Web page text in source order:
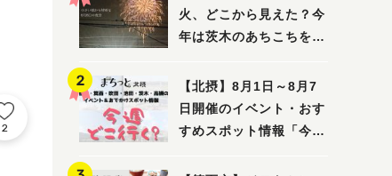
2
火、どこから見えた？今
年は茨木のあちこちを巡
【北摂】8月1日～8月7
日開催のイベント・おす
すめスポット情報「今週